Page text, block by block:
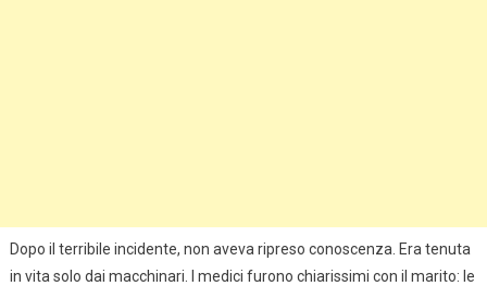
Dopo il terribile incidente, non aveva ripreso conoscenza. Era tenuta
in vita solo dai macchinari. I medici furono chiarissimi con il marito: le